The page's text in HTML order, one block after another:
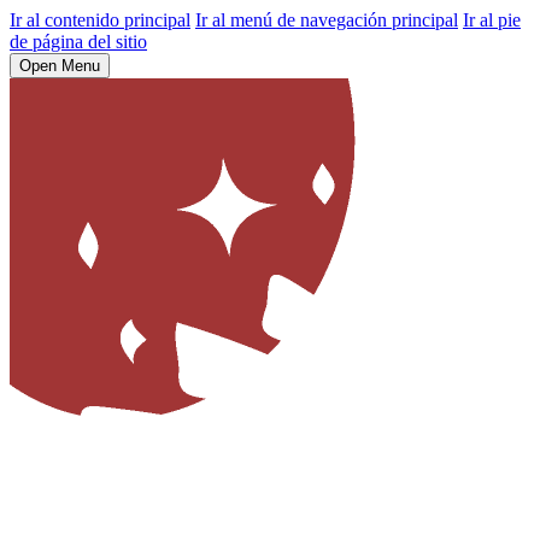
Ir al contenido principal Ir al menú de navegación principal Ir al pie
de página del sitio
Open Menu